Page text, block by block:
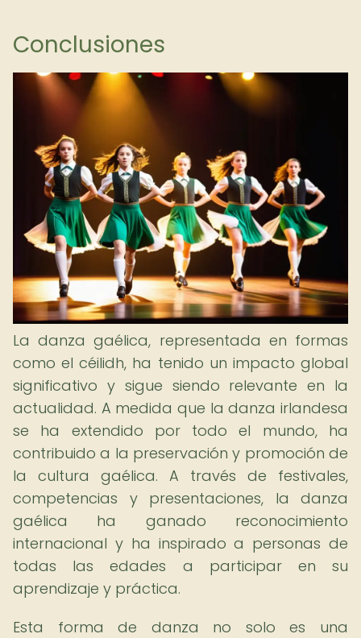
Conclusiones
La danza gaélica, representada en formas
como el céilidh, ha tenido un impacto global
significativo y sigue siendo relevante en la
actualidad. A medida que la danza irlandesa
se ha extendido por todo el mundo, ha
contribuido a la preservación y promoción de
la cultura gaélica. A través de festivales,
competencias y presentaciones, la danza
gaélica ha ganado reconocimiento
internacional y ha inspirado a personas de
todas las edades a participar en su
aprendizaje y práctica.
Esta forma de danza no solo es una